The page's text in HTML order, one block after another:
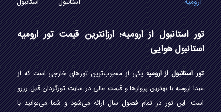
ارومیه
استانبول
استانبول
تور استانبول از ارومیه؛ ارزانترین قیمت تور ارومیه
استانبول هوایی
تور استانبول از ارومیهیکی از محبوب‌ترین تورهای خارجی است که از
مبدا ارومیه با بهترین پروازها و قیمت عالی در سایت تورگردان قابل رزرو
است. این تور در تمام فصول سال ارائه می‌شود و شما می‌توانید با